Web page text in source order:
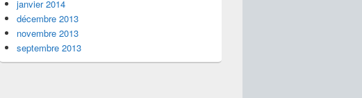
janvier 2014
décembre 2013
novembre 2013
septembre 2013